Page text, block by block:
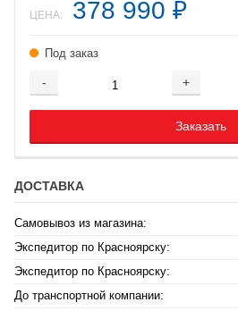
ЦЕНА: 378 990 ₽
Под заказ
- +
Добавляется...
Заказать
Добавлен
ДОСТАВКА
Самовывоз из магазина:
Экспедитор по Красноярску:
Экспедитор по Красноярску:
До транспортной компании: